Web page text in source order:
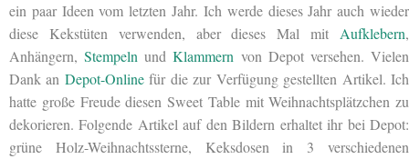
ein paar Ideen vom letzten Jahr. Ich werde dieses Jahr auch wieder
diese Kekstüten verwenden, aber dieses Mal mit Aufklebern,
Anhängern,Stempeln undKlammern von Depot versehen. Vielen
Dank an Depot-Onlinefür die zur Verfügung gestellten Artikel. Ich
hatte große Freude diesen Sweet Table mit Weihnachtsplätzchen zu
dekorieren. Folgende Artikel auf den Bildern erhaltet ihr bei Depot:
grüne Holz-Weihnachtssterne, Keksdosen in 3 verschiedenen